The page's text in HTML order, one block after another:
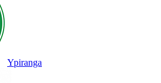
Ypiranga